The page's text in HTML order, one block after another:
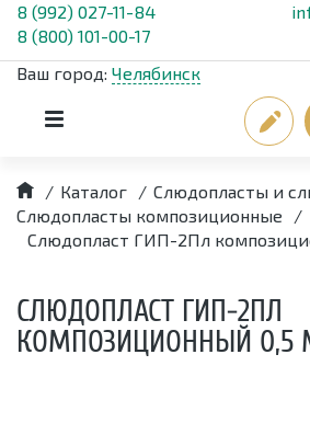
8 (992) 027-11-84
8 (800) 101-00-17
Ваш город: Челябинск
/ Каталог / Слюдопласты и
Слюдопласты композиционные
/
Слюдопласт ГИП-2Пл
СЛЮДОПЛАСТ ГИП-2ПЛ
КОМПОЗИЦИОННЫЙ